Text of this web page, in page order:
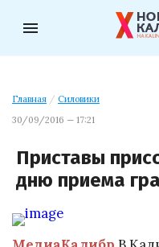
menu
Главная / Силовики
30/09/2016 — 17:21
Приставы
дню приема